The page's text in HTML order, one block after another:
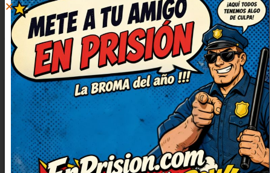
DEJARUN
COMENTARIO